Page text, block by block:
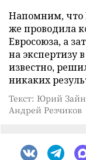
Напомним, что
же проводила
Евросоюза, а
на экспертизу
известно,
никаких
Текст: Юрий
Андрей Резчиков